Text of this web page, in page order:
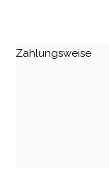
Zahlungsweise